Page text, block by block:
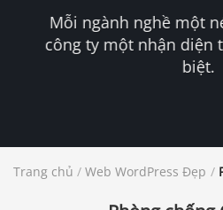
Mỗi ngành nghề một
công ty một nhận diện
biệt.
Trang chủ / Web WordPress Đẹp /